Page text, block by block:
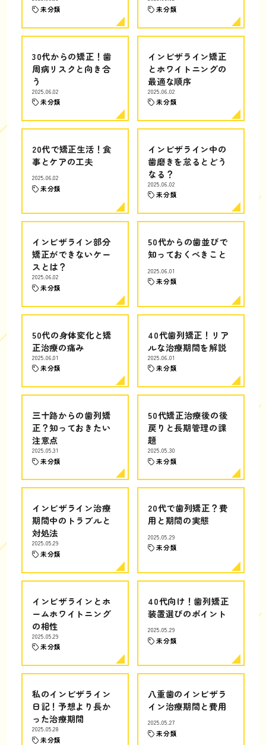
未分類 未分類
30代からの矯正！歯
周病リスクと向き合
う
2025.06.02
未分類
インビザライン矯正
とホワイトニングの
最適な順序
2025.06.02
未分類
20代で矯正生活！食
事とケアの工夫
2025.06.02
未分類
インビザライン中の
歯磨きを怠るとどう
なる？
2025.06.02
未分類
インビザライン部分
矯正ができないケー
スとは？
2025.06.02
未分類
50代からの歯並びで
知っておくべきこと
2025.06.01
未分類
50代の身体変化と矯
正治療の痛み
2025.06.01
未分類
40代歯列矯正！リア
ルな治療期間を解説
2025.06.01
未分類
三十路からの歯列矯
正？知っておきたい
注意点
2025.05.31
未分類
50代矯正治療後の後
戻りと長期管理の課
題
2025.05.30
未分類
インビザライン治療
期間中のトラブルと
対処法
2025.05.29
未分類
20代で歯列矯正？費
用と期間の実態
2025.05.29
未分類
インビザラインとホ
ームホワイトニング
の相性
2025.05.29
未分類
40代向け！歯列矯正
装置選びのポイント
2025.05.29
未分類
私のインビザライン
日記！予想より長か
った治療期間
2025.05.28
未分類
八重歯のインビザラ
イン治療期間と費用
2025.05.27
未分類